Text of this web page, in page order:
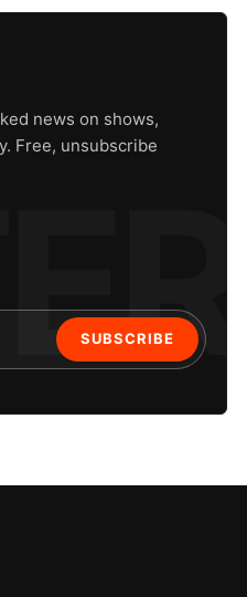
news on shows,
Free, unsubscribe
SUBSCRIBE